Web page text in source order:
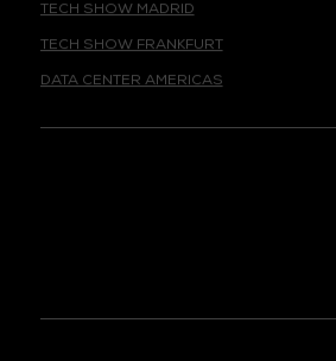
TECH SHOW FRANKFURT
DATA CENTER AMERICAS